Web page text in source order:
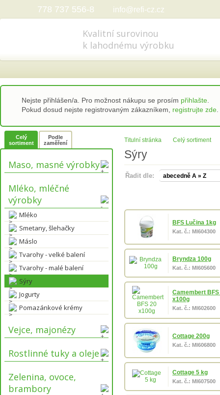
Kvalitní surovinou
k lahodnému výrobku
Nejste přihlášen/a. Pro možnost nákupu se prosím přihlašte
Pokud dosud nejste registrovaným zákazníkem, registrujte zde
Titulní stránka Celý sortiment
Sýry
Řadit dle:
BFS Lučina 1kg
Kat. č.: Ml604300
Bryndza 100g
Kat. č.: Ml605600
Camembert BFS
x100g
Kat. č.: Ml602600
Cottage 200g
Kat. č.: Ml606800
Cottage 5 kg
Kat. č.: Ml607500
Celý
sortiment
Podle
zaměření
Maso, masné výrobky
Mléko, mléčné
výrobky
Mléko
Smetany, šlehačky
Máslo
Tvarohy - velké balení
Tvarohy - malé balení
Sýry
Jogurty
Pomazánkové krémy
Vejce, majonézy
Rostlinné tuky a oleje
Zelenina, ovoce,
brambory
778 737 556-8 info@refi-cz.cz